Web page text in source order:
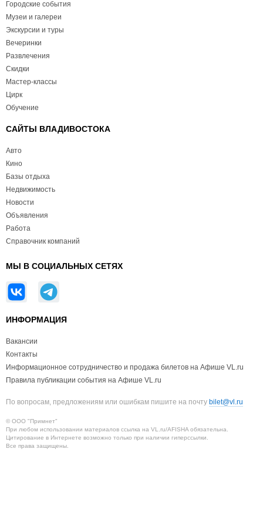
Городские события
Музеи и галереи
Экскурсии и туры
Вечеринки
Развлечения
Скидки
Мастер-классы
Цирк
Обучение
САЙТЫ ВЛАДИВОСТОКА
Авто
Кино
Базы отдыха
Недвижимость
Новости
Объявления
Работа
Справочник компаний
МЫ В СОЦИАЛЬНЫХ СЕТЯХ
ИНФОРМАЦИЯ
Вакансии
Контакты
Информационное сотрудничество и продажа билетов на Афише VL.ru
Правила публикации события на Афише VL.ru
По вопросам, предложениям или ошибкам пишите на почту bilet@vl.ru
© ООО "Примнет"
При любом использовании материалов ссылка на VL.ru/AFISHA обязательна.
Цитирование в Интернете возможно только при наличии гиперссылки.
Все права защищены.